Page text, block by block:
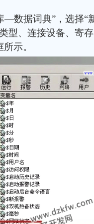
—数据词典”，选择“
型、连接设备、寄
示。